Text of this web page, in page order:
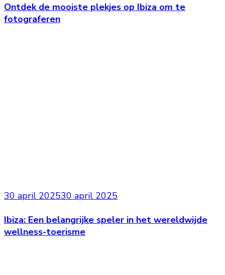
Ontdek de mooiste plekjes op Ibiza om te
fotograferen
30 april 202530 april 2025
Ibiza: Een belangrijke speler in het wereldwijde
wellness-toerisme